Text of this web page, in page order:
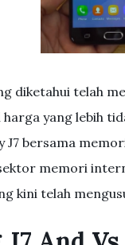
diketahui telah
yang lebih
J7 bersama
memori
kini telah